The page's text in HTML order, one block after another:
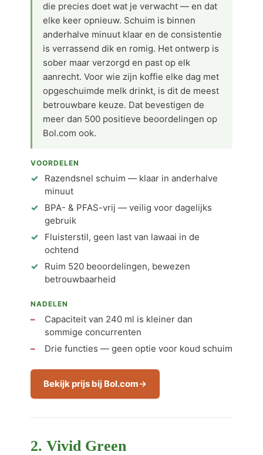
die precies doet wat je verwacht — en dat
elke keer opnieuw. Schuim is binnen
anderhalve minuut klaar en de consistentie
is verrassend dik en romig. Het ontwerp is
sober maar verzorgd en past op elk
aanrecht. Voor wie zijn koffie elke dag met
opgeschuimde melk drinkt, is dit de meest
betrouwbare keuze. Dat bevestigen de
meer dan 500 positieve beoordelingen op
Bol.com ook.
VOORDELEN
Razendsnel schuim — klaar in anderhalve
minuut
BPA- & PFAS-vrij — veilig voor dagelijks
gebruik
Fluisterstil, geen last van lawaai in de
ochtend
Ruim 520 beoordelingen, bewezen
betrouwbaarheid
NADELEN
Capaciteit van 240 ml is kleiner dan
sommige concurrenten
Drie functies — geen optie voor koud schuim
Bekijk prijs bij Bol.com
2. Vivid Green